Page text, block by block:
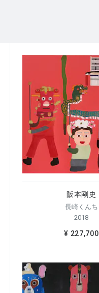
阪本剛史
長崎くんち
2018
¥ 227,700